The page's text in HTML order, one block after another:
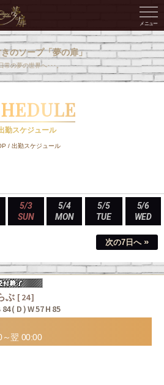
のソープ「夢の扉」
常の夢の世界へ･･･。
勤スケジュール
/ 出勤スケジュール
5/3
SUN
5/4
MON
5/5
TUE
5/6
WED
次の7日へ »
ぶ [ 24 ]
84 ( D ) W 57 H 85
～翌 00:00